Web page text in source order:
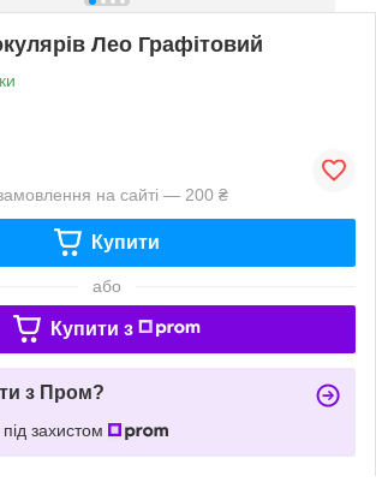
Лео Графітовий
на сайті — 200 ₴
Купити
або
Купити з
з Пром?
захистом